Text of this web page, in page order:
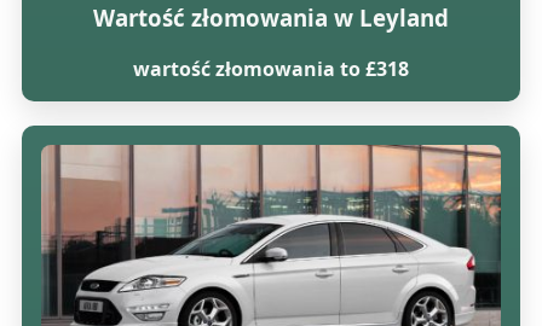
Wartość złomowania w Leyland
wartość złomowania to £318